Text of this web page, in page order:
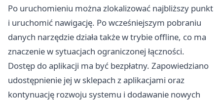
Po uruchomieniu można zlokalizować najbliższy punkt
i uruchomić nawigację. Po wcześniejszym pobraniu
danych narzędzie działa także w trybie offline, co ma
znaczenie w sytuacjach ograniczonej łączności.
Dostęp do aplikacji ma być bezpłatny. Zapowiedziano
udostępnienie jej w sklepach z aplikacjami oraz
kontynuację rozwoju systemu i dodawanie nowych